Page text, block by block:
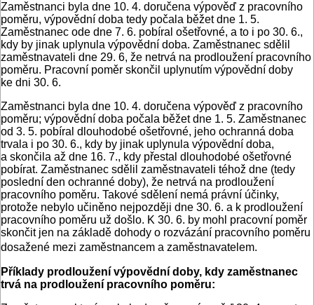
Zaměstnanci byla dne 10. 4. doručena výpověď z pracovního
poměru, výpovědní doba tedy počala běžet dne 1. 5.
Zaměstnanec ode dne 7. 6. pobíral ošetřovné, a to i po 30. 6.,
kdy by jinak uplynula výpovědní doba. Zaměstnanec sdělil
zaměstnavateli dne 29. 6, že netrvá na prodloužení pracovního
poměru. Pracovní poměr skončil uplynutím výpovědní doby
ke dni 30. 6.
Zaměstnanci byla dne 10. 4. doručena výpověď z pracovního
poměru; výpovědní doba počala běžet dne 1. 5. Zaměstnanec
od 3. 5. pobíral dlouhodobé ošetřovné, jeho ochranná doba
trvala i po 30. 6., kdy by jinak uplynula výpovědní doba,
a skončila až dne 16. 7., kdy přestal dlouhodobé ošetřovné
pobírat. Zaměstnanec sdělil zaměstnavateli téhož dne (tedy
poslední den ochranné doby), že netrvá na prodloužení
pracovního poměru. Takové sdělení nemá právní účinky,
protože nebylo učiněno nejpozději dne 30. 6. a k prodloužení
pracovního poměru už došlo. K 30. 6. by mohl pracovní poměr
skončit jen na základě dohody o rozvázání pracovního poměru
dosažené mezi zaměstnancem a zaměstnavatelem.
Příklady prodloužení výpovědní doby, kdy zaměstnanec
trvá na prodloužení pracovního poměru: